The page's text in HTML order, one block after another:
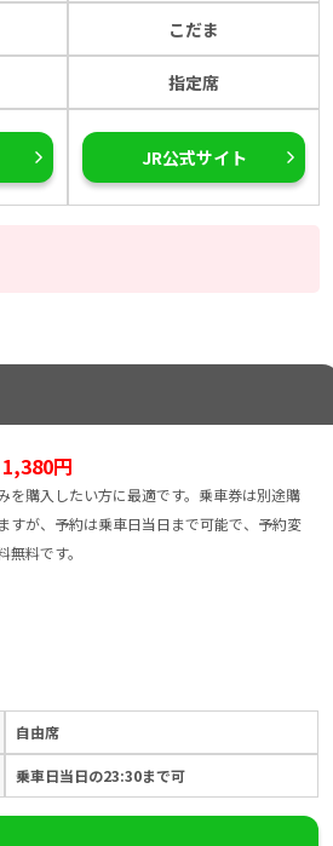
こだま
指定席
JR公式サイト
1,380円
を購入したい方に最適です。乗車券は別途購
すが、予約は乗車日当日まで可能で、予約変
料です。
自由席
乗車日当日の23:30まで可